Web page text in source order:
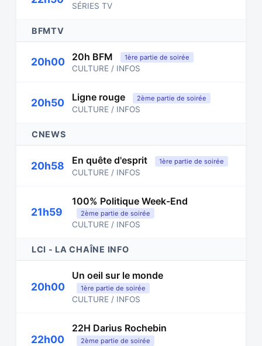
SÉRIES TV
BFMTV
20h00 20h BFM 1ère partie de soirée
CULTURE / INFOS
20h50 Ligne rouge 2ème partie de soirée
CULTURE / INFOS
CNEWS
20h58 En quête d'esprit 1ère partie de soirée
CULTURE / INFOS
21h59
100% Politique Week-End
2ème partie de soirée
CULTURE / INFOS
LCI - LA CHAÎNE INFO
20h00
Un oeil sur le monde
1ère partie de soirée
CULTURE / INFOS
22h00
22H Darius Rochebin
2ème partie de soirée